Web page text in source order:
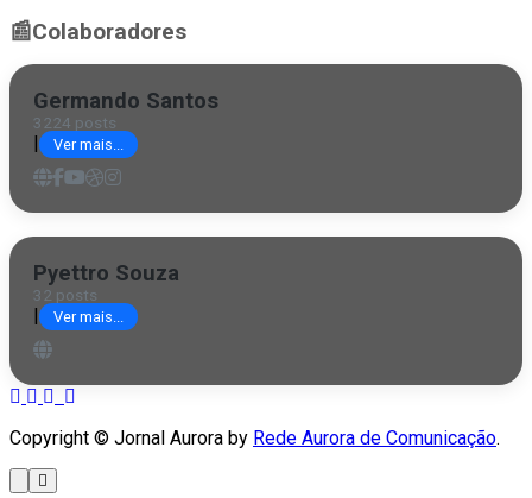
📰Colaboradores
Germando Santos
3224 posts
| Ver mais...
Pyettro Souza
32 posts
| Ver mais...
Copyright © Jornal Aurora by Rede Aurora de Comunicação.